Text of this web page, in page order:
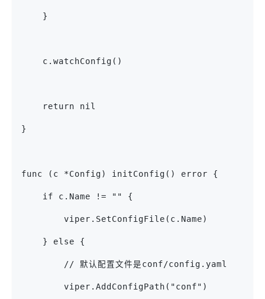
    }
    c.watchConfig()
    return nil
}
func (c *Config) initConfig() error {
    if c.Name != "" {
        viper.SetConfigFile(c.Name)
    } else {
        // 默认配置文件是conf/config.yaml
        viper.AddConfigPath("conf")